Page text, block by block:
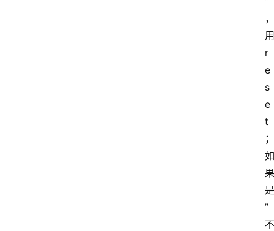
，
用
r
e
s
e
t
；
如
果
是
”
不